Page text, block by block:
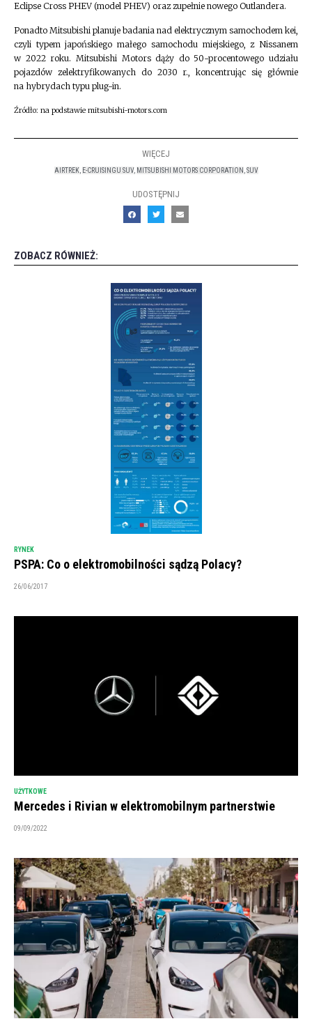
Eclipse Cross PHEV (model PHEV) oraz zupełnie nowego Outlandera.
Ponadto Mitsubishi planuje badania nad elektrycznym samochodem kei,
czyli typem japońskiego małego samochodu miejskiego, z Nissanem
w 2022 roku. Mitsubishi Motors dąży do 50-procentowego udziału
pojazdów zelektryfikowanych do 2030 r., koncentrując się głównie
na hybrydach typu plug-in.
Źródło: na podstawie mitsubishi-motors.com
WIĘCEJ
AIRTREK, E-CRUISINGU SUV, MITSUBISHI MOTORS CORPORATION ,SUV
UDOSTĘPNIJ
ZOBACZ RÓWNIEŻ:
RYNEK
PSPA: Co o elektromobilności sądzą Polacy?
26/06/2017
UŻYTKOWE
Mercedes i Rivian w elektromobilnym partnerstwie
09/09/2022